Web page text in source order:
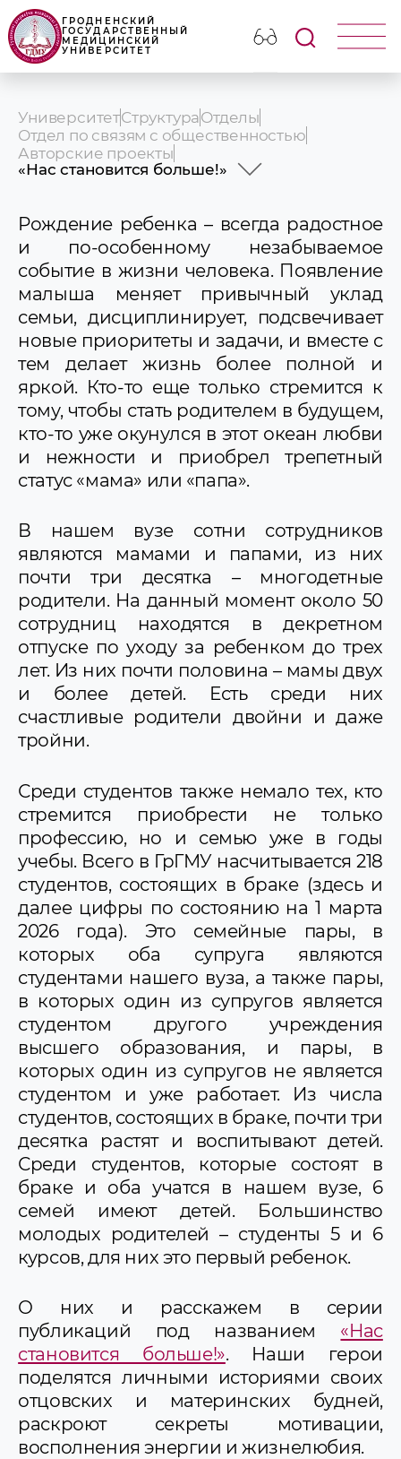
ГРОДНЕНСКИЙ
ГОСУДАРСТВЕННЫЙ
МЕДИЦИНСКИЙ
УНИВЕРСИТЕТ
УниверситетСтруктураОтделы
Отдел по связям с общественностью
Авторские проекты
«Нас становится больше!»
мужества сотрудниц ГрГМУ
Женский код медицины
Выпускники ГрГМУ
Секреты ГрГМУ. Гид по музеям вуза
Одно слово – целая история
Год благоустройства в ГрГМУ
Неделя родительской любви в ГрГМУ
Мисс и Мистер Студенчества ГрГМУ
Большой повод поздравить. Юбиляры
вуза
Жизнь коллектива ГрГМУ
Студенческая жизнь ГрГМУ
«Нас становится больше!»
Абитуриенты ГрГМУ
Рождение ребенка – всегда радостное
и по-особенному незабываемое
событие в жизни человека. Появление
малыша меняет привычный уклад
семьи, дисциплинирует, подсвечивает
новые приоритеты и задачи, и вместе с
тем делает жизнь более полной и
яркой. Кто-то еще только стремится к
тому, чтобы стать родителем в будущем,
кто-то уже окунулся в этот океан любви
и нежности и приобрел трепетный
статус «мама» или «папа».
В нашем вузе сотни сотрудников
являются мамами и папами, из них
почти три десятка – многодетные
родители. На данный момент около 50
сотрудниц находятся в декретном
отпуске по уходу за ребенком до трех
лет. Из них почти половина – мамы двух
и более детей. Есть среди них
счастливые родители двойни и даже
тройни.
Среди студентов также немало тех, кто
стремится приобрести не только
профессию, но и семью уже в годы
учебы. Всего в ГрГМУ насчитывается 218
студентов, состоящих в браке (здесь и
далее цифры по состоянию на 1 марта
2026 года). Это семейные пары, в
которых оба супруга являются
студентами нашего вуза, а также пары,
в которых один из супругов является
студентом другого учреждения
высшего образования, и пары, в
которых один из супругов не является
студентом и уже работает. Из числа
студентов, состоящих в браке, почти три
десятка растят и воспитывают детей.
Среди студентов, которые состоят в
браке и оба учатся в нашем вузе, 6
семей имеют детей. Большинство
молодых родителей – студенты 5 и 6
курсов, для них это первый ребенок.
О них и расскажем в серии
публикаций под названием «Нас
становится больше!». Наши герои
поделятся личными историями своих
отцовских и материнских будней,
раскроют секреты мотивации,
восполнения энергии и жизнелюбия.